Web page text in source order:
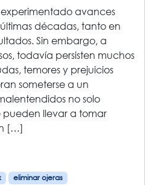
avances
décadas, tanto en
Sin embargo, a
todavía persisten muchos
temores y prejuicios
someterse a un
no solo
pueden llevar a tomar
[…]
eliminar ojeras